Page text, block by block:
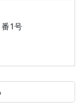
1号